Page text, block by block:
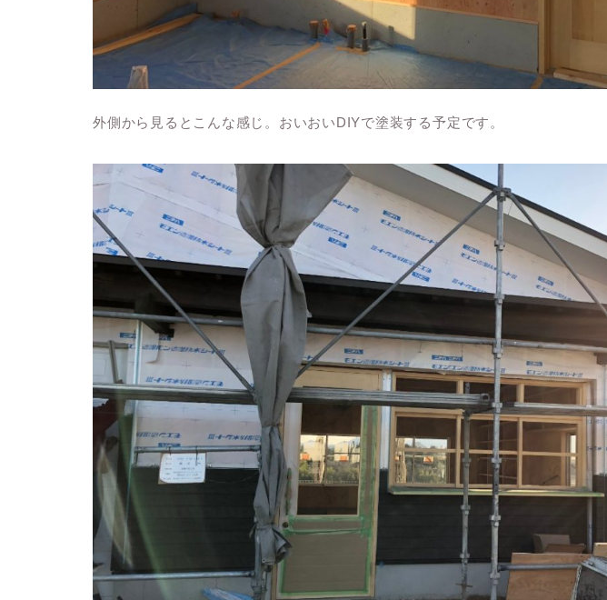
外側から見るとこんな感じ。おいおいDIYで塗装する予定です。